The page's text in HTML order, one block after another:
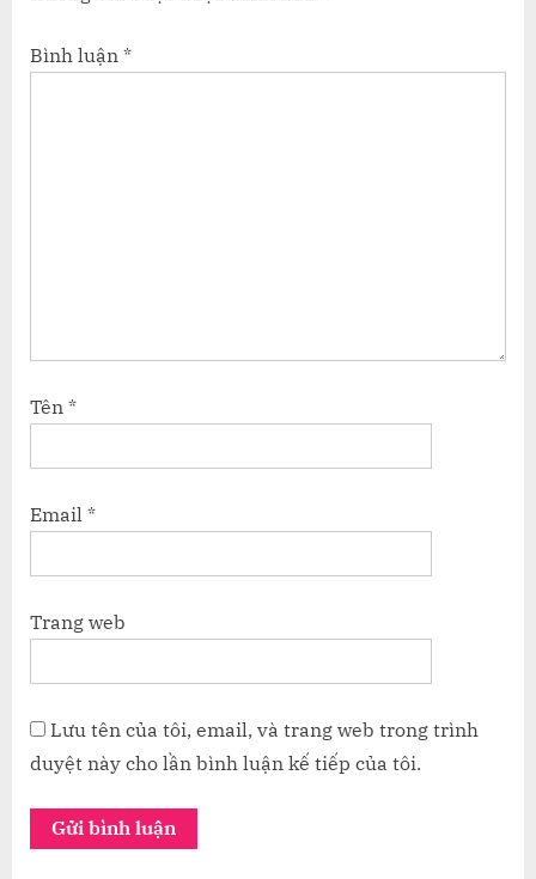
Bình luận *
Tên *
Email *
Trang web
Lưu tên của tôi, email, và trang web trong trình
duyệt này cho lần bình luận kế tiếp của tôi.